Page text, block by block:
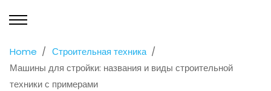
Home
Строительная техника
Машины для стройки: названия и виды строительной
техники с примерами